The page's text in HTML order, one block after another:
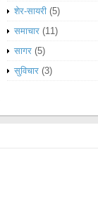
शेर-सायरी (5)
समाचार (11)
सागर (5)
सुविचार (3)